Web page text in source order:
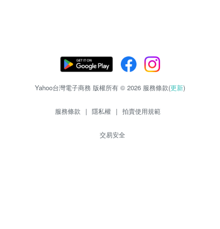
Yahoo台灣電子商務 版權所有 © 2026 服務條款(更新)
服務條款 | 隱私權 | 拍賣使用規範
交易安全